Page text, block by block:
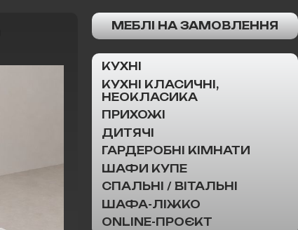
МЕБЛІ НА ЗАМОВЛЕННЯ
КУХНІ
КУХНІ КЛАСИЧНІ,
НЕОКЛАСИКА
ПРИХОЖІ
ДИТЯЧІ
ГАРДЕРОБНІ КІМНАТИ
ШАФИ КУПЕ
СПАЛЬНІ / ВІТАЛЬНІ
ШАФА-ЛІЖКО
ONLINE-ПРОЄКТ